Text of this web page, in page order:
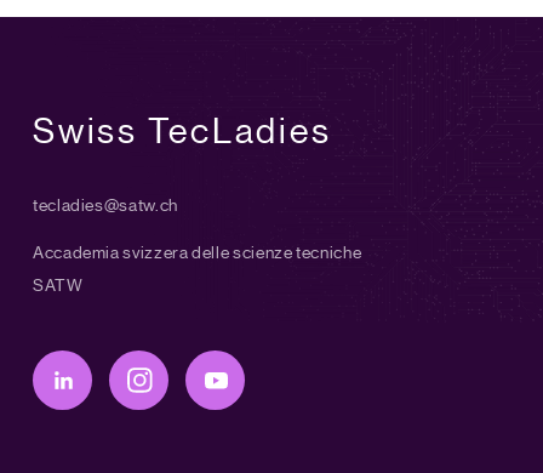
Swiss TecLadies
tecladies@satw.ch
Accademia svizzera delle scienze tecniche
SATW